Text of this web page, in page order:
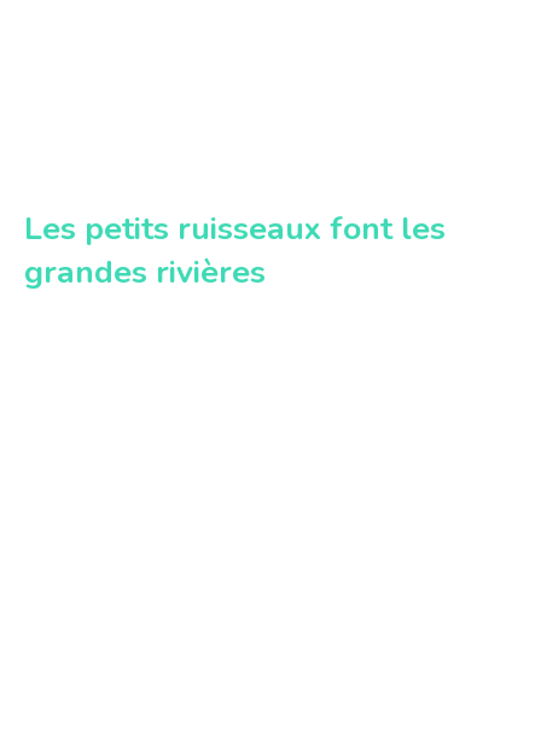
Les petits ruisseaux font les
grandes rivières